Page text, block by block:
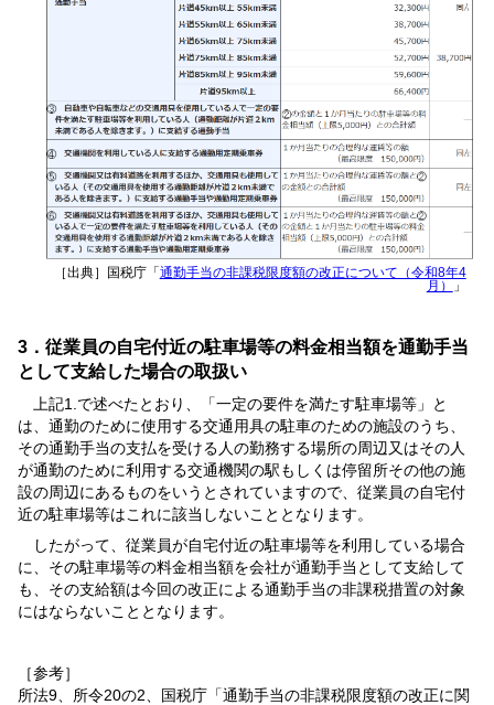
［出典］国税庁「 通勤手当の非課税限度額の改正について（令和8年4
月）
」
3．従業員の自宅付近の駐車場等の料金相当額を通勤手当
として支給した場合の取扱い
上記1.で述べたとおり、「一定の要件を満たす駐車場等」と
は、通勤のために使用する交通用具の駐車のための施設のうち、
その通勤手当の支払を受ける人の勤務する場所の周辺又はその人
が通勤のために利用する交通機関の駅もしくは停留所その他の施
設の周辺にあるものをいうとされていますので、従業員の自宅付
近の駐車場等はこれに該当しないこととなります。
したがって、従業員が自宅付近の駐車場等を利用している場合
に、その駐車場等の料金相当額を会社が通勤手当として支給して
も、その支給額は今回の改正による通勤手当の非課税措置の対象
にはならないこととなります。
［参考］
所法9、所令20の2、国税庁「通勤手当の非課税限度額の改正に関